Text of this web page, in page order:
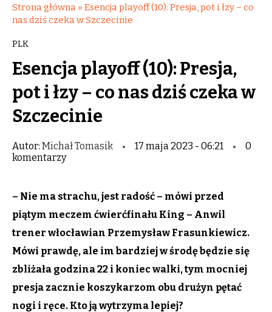
Strona główna » Esencja playoff (10): Presja, pot i łzy – co
nas dziś czeka w Szczecinie
PLK
Esencja playoff (10): Presja,
pot i łzy – co nas dziś czeka w
Szczecinie
Autor: Michał Tomasik 17 maja 2023 - 06:21
0
komentarzy
– Nie ma strachu, jest radość – mówi przed
piątym meczem ćwierćfinału King – Anwil
trener włocławian Przemysław Frasunkiewicz.
Mówi prawdę, ale im bardziej w środę będzie się
zbliżała godzina 22 i koniec walki, tym mocniej
presja zacznie koszykarzom obu drużyn pętać
nogi i ręce. Kto ją wytrzyma lepiej?